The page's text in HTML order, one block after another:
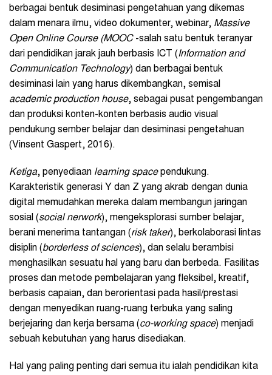
berbagai bentuk desiminasi pengetahuan yang dikemas
dalam menara ilmu, video dokumenter, webinar, Massive
Open Online Course (MOOC-salah satu bentuk teranyar
dari pendidikan jarak jauh berbasis ICT (Information and
Communication Technology) dan berbagai bentuk
desiminasi lain yang harus dikembangkan, semisal
academic production house, sebagai pusat pengembangan
dan produksi konten-konten berbasis audio visual
pendukung sember belajar dan desiminasi pengetahuan
(Vinsent Gaspert, 2016).
Ketiga, penyediaan learning spacependukung.
Karakteristik generasi Y dan Z yang akrab dengan dunia
digital memudahkan mereka dalam membangun jaringan
sosial (social nerwork), mengeksplorasi sumber belajar,
berani menerima tantangan (risk taker), berkolaborasi lintas
disiplin (borderless of sciences), dan selalu berambisi
menghasilkan sesuatu hal yang baru dan berbeda. Fasilitas
proses dan metode pembelajaran yang fleksibel, kreatif,
berbasis capaian, dan berorientasi pada hasil/prestasi
dengan menyedikan ruang-ruang terbuka yang saling
berjejaring dan kerja bersama (co-working space) menjadi
sebuah kebutuhan yang harus disediakan.
Hal yang paling penting dari semua itu ialah pendidikan kita